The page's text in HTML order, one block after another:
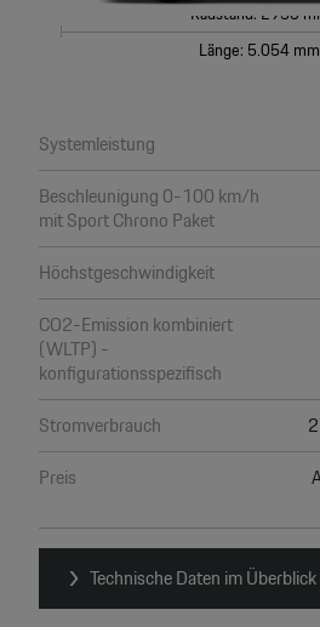
Radstand: 2950
Länge: 5.054 mm
Systemleistung
Beschleunigung 0-100 km/h
mit Sport Chrono Paket
Höchstgeschwindigkeit
CO2-Emission kombiniert
(WLTP) -
konfigurationsspezifisch
Stromverbrauch
Preis
Technische Daten im Überblick